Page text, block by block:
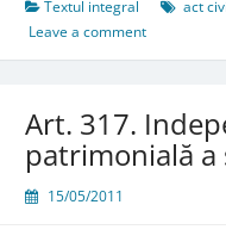
de
dispoziţie
care
pericol
grav
familiei
Textul integral act
Leave a comment
Art. 317.
patrimonială
15/05/2011